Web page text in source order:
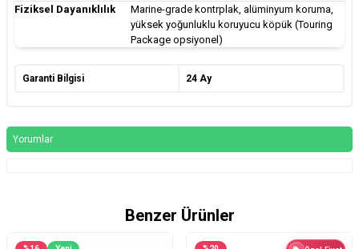
Fiziksel Dayanıklılık
Marine-grade kontrplak, alüminyum koruma,
yüksek yoğunluklu koruyucu köpük (Touring
Package opsiyonel)
Garanti Bilgisi 24 Ay
Yorumlar
Benzer Ürünler